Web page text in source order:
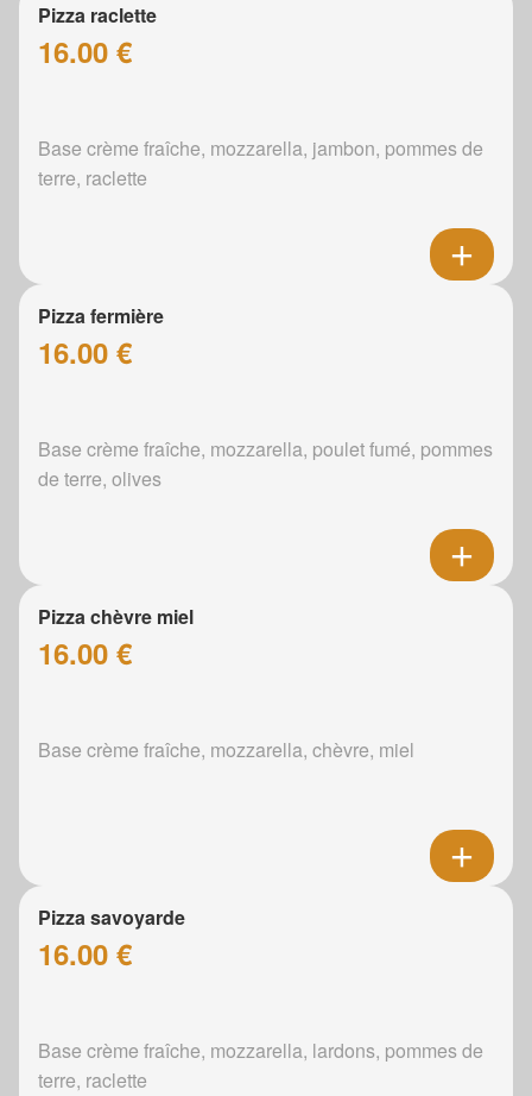
Pizza raclette
16.00 €
Base crème fraîche, mozzarella, jambon, pommes de
terre, raclette
Pizza fermière
16.00 €
Base crème fraîche, mozzarella, poulet fumé, pommes
de terre, olives
Pizza chèvre miel
16.00 €
Base crème fraîche, mozzarella, chèvre, miel
Pizza savoyarde
16.00 €
Base crème fraîche, mozzarella, lardons, pommes de
terre, raclette